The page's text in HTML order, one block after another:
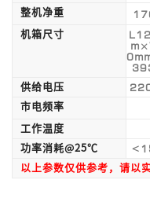
整机净重
机箱尺寸
供给电压
市电频率
工作温度
功率消耗@25℃
以上参数仅供参考，请以